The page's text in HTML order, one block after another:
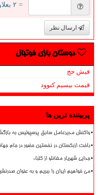
= ۲ بعلاوه ۴
ارسال نظر
دوستان بازی فوتبال
فیش حج
قیمت بیسیم کنوود
پربیننده ترین ها
واکنش مدیرعامل سابق پرسپولیس به
باخت ازبکستان در نخستین حضور در جام
جدایی شهریار مغانلو از کلباء
می خواهیم ایران را ببریم و به عنوان